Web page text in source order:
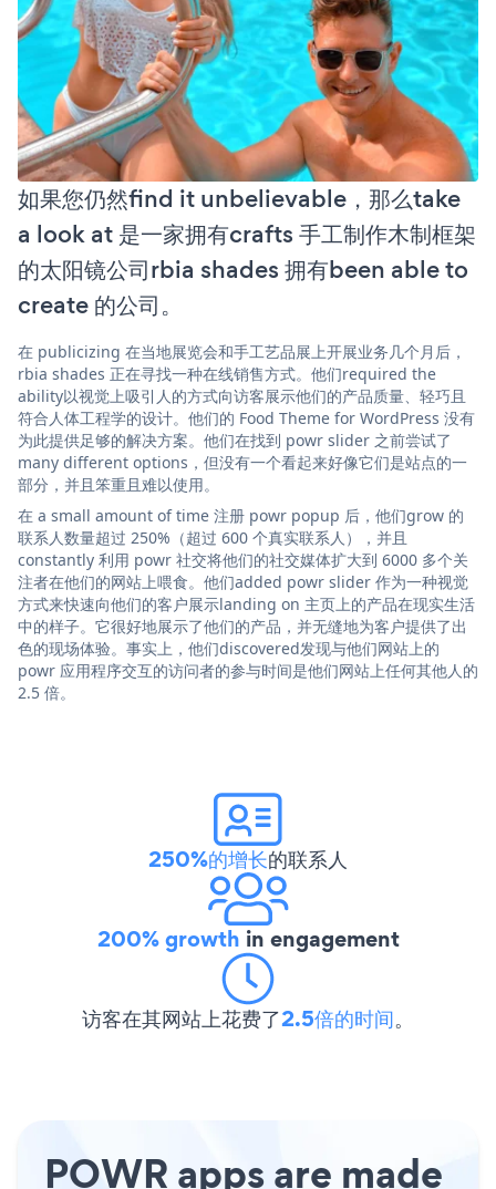
如果您仍然find it unbelievable，那么take
a look at 是一家拥有crafts 手工制作木制框架
的太阳镜公司rbia shades 拥有been able to
create 的公司。
在 publicizing 在当地展览会和手工艺品展上开展业务几个月后，
rbia shades 正在寻找一种在线销售方式。他们required the
ability以视觉上吸引人的方式向访客展示他们的产品质量、轻巧且
符合人体工程学的设计。他们的 Food Theme for WordPress 没有
为此提供足够的解决方案。他们在找到 powr slider 之前尝试了
many different options，但没有一个看起来好像它们是站点的一
部分，并且笨重且难以使用。
在 a small amount of time 注册 powr popup 后，他们grow 的
联系人数量超过 250%（超过 600 个真实联系人），并且
constantly 利用 powr 社交将他们的社交媒体扩大到 6000 多个关
注者在他们的网站上喂食。他们added powr slider 作为一种视觉
方式来快速向他们的客户展示landing on 主页上的产品在现实生活
中的样子。它很好地展示了他们的产品，并无缝地为客户提供了出
色的现场体验。事实上，他们discovered发现与他们网站上的
powr 应用程序交互的访问者的参与时间是他们网站上任何其他人的
2.5 倍。
250%的增长的联系人
200% growth in engagement
访客在其网站上花费了2.5倍的时间。
POWR apps are made